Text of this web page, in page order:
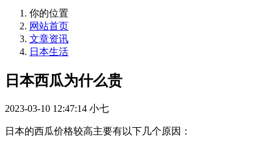
你的位置
网站首页
文章资讯
日本生活
日本西瓜为什么贵
2023-03-10 12:47:14 小七
日本的西瓜价格较高主要有以下几个原因：